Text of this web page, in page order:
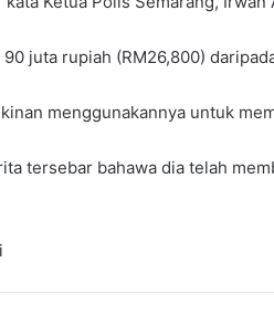
juta rupiah (RM26,800)
menggunakannya untuk
tersebar bahawa dia telah